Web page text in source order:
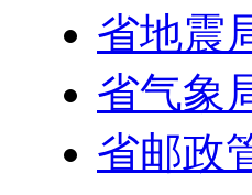
省地震
省气象
省邮政